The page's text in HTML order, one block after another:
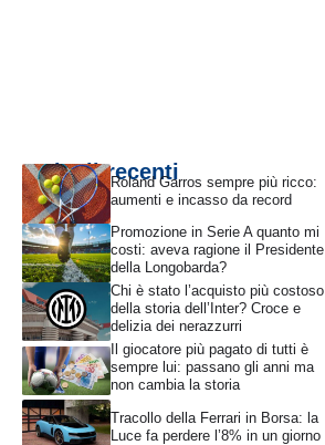
Articoli recentiRoland Garros sempre più ricco:
aumenti e incasso da record
Promozione in Serie A quanto mi
costi: aveva ragione il Presidente
della Longobarda?
Chi è stato l’acquisto più costoso
della storia dell’Inter? Croce e
delizia dei nerazzurri
Il giocatore più pagato di tutti è
sempre lui: passano gli anni ma
non cambia la storia
Tracollo della Ferrari in Borsa: la
Luce fa perdere l’8% in un giorno